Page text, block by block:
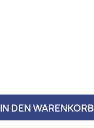
IN DEN WARENKORB